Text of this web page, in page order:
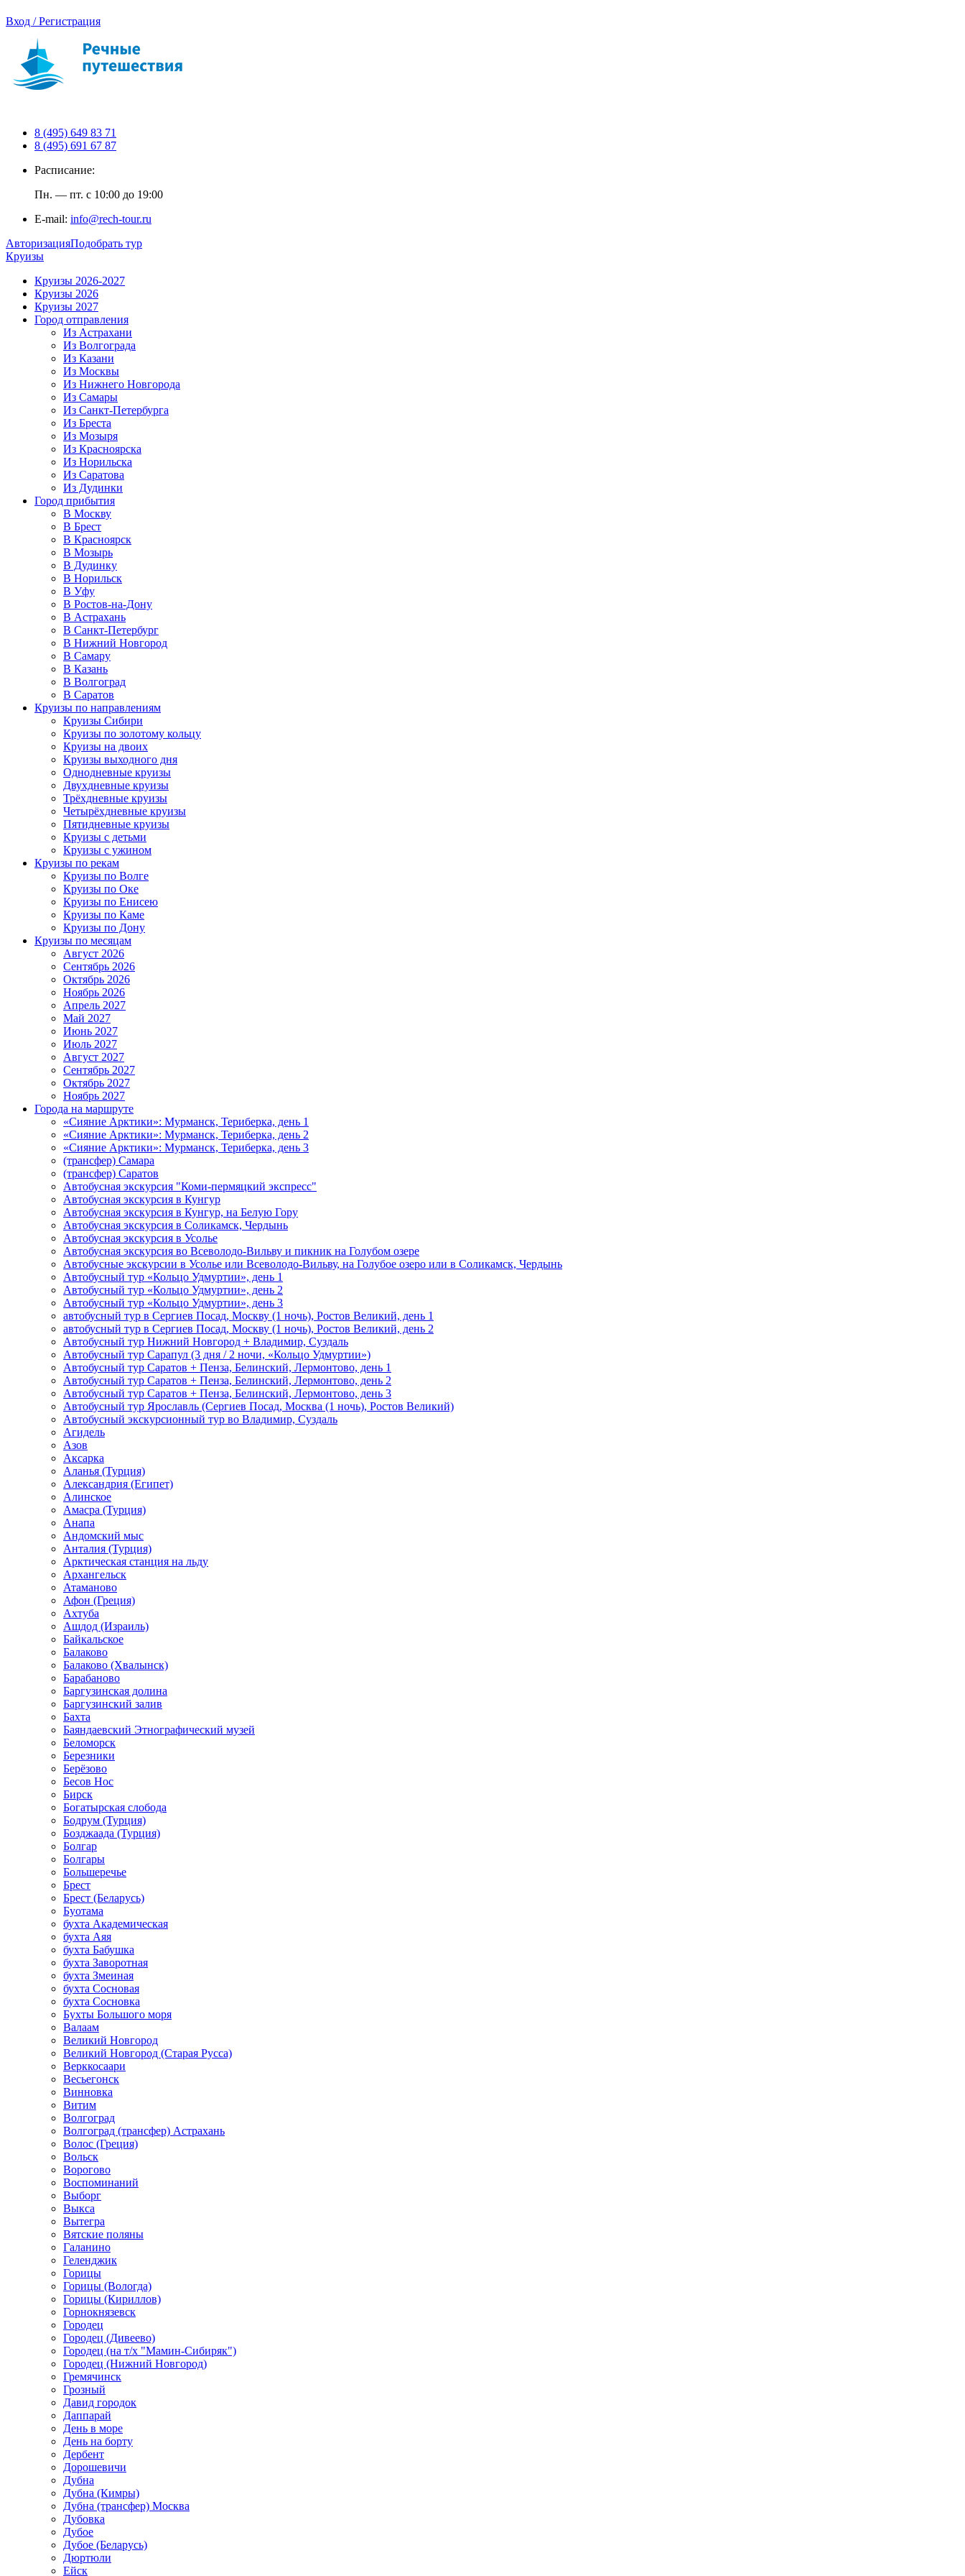
Вход / Регистрация
8 (495) 649 83 71
8 (495) 691 67 87
Расписание:
Пн. — пт. с 10:00 до 19:00
E-mail: info@rech-tour.ru
АвторизацияПодобрать тур
Круизы
Круизы 2026-2027
Круизы 2026
Круизы 2027
Город отправления
Из Астрахани
Из Волгограда
Из Казани
Из Москвы
Из Нижнего Новгорода
Из Самары
Из Санкт-Петербурга
Из Бреста
Из Мозыря
Из Красноярска
Из Норильска
Из Саратова
Из Дудинки
Город прибытия
В Москву
В Брест
В Красноярск
В Мозырь
В Дудинку
В Норильск
В Уфу
В Ростов-на-Дону
В Астрахань
В Санкт-Петербург
В Нижний Новгород
В Самару
В Казань
В Волгоград
В Саратов
Круизы по направлениям
Круизы Сибири
Круизы по золотому кольцу
Круизы на двоих
Круизы выходного дня
Однодневные круизы
Двухдневные круизы
Трёхдневные круизы
Четырёхдневные круизы
Пятидневные круизы
Круизы с детьми
Круизы с ужином
Круизы по рекам
Круизы по Волге
Круизы по Оке
Круизы по Енисею
Круизы по Каме
Круизы по Дону
Круизы по месяцам
Август 2026
Сентябрь 2026
Октябрь 2026
Ноябрь 2026
Апрель 2027
Май 2027
Июнь 2027
Июль 2027
Август 2027
Сентябрь 2027
Октябрь 2027
Ноябрь 2027
Города на маршруте
«Сияние Арктики»: Мурманск, Териберка, день 1
«Сияние Арктики»: Мурманск, Териберка, день 2
«Сияние Арктики»: Мурманск, Териберка, день 3
(трансфер) Самара
(трансфер) Саратов
Автобусная экскурсия "Коми-пермяцкий экспресс"
Автобусная экскурсия в Кунгур
Автобусная экскурсия в Кунгур, на Белую Гору
Автобусная экскурсия в Соликамск, Чердынь
Автобусная экскурсия в Усолье
Автобусная экскурсия во Всеволодо-Вильву и пикник на Голубом озере
Автобусные экскурсии в Усолье или Всеволодо-Вильву, на Голубое озеро или в Соликамск, Чердынь
Автобусный тур «Кольцо Удмуртии», день 1
Автобусный тур «Кольцо Удмуртии», день 2
Автобусный тур «Кольцо Удмуртии», день 3
автобусный тур в Сергиев Посад, Москву (1 ночь), Ростов Великий, день 1
автобусный тур в Сергиев Посад, Москву (1 ночь), Ростов Великий, день 2
Автобусный тур Нижний Новгород + Владимир, Суздаль
Автобусный тур Сарапул (3 дня / 2 ночи, «Кольцо Удмуртии»)
Автобусный тур Саратов + Пенза, Белинский, Лермонтово, день 1
Автобусный тур Саратов + Пенза, Белинский, Лермонтово, день 2
Автобусный тур Саратов + Пенза, Белинский, Лермонтово, день 3
Автобусный тур Ярославль (Сергиев Посад, Москва (1 ночь), Ростов Великий)
Автобусный экскурсионный тур во Владимир, Суздаль
Агидель
Азов
Аксарка
Аланья (Турция)
Александрия (Египет)
Алинское
Амасра (Турция)
Анапа
Андомский мыс
Анталия (Турция)
Арктическая станция на льду
Архангельск
Атаманово
Афон (Греция)
Ахтуба
Ашдод (Израиль)
Байкальское
Балаково
Балаково (Хвалынск)
Барабаново
Баргузинская долина
Баргузинский залив
Бахта
Баяндаевский Этнографический музей
Беломорск
Березники
Берёзово
Бесов Нос
Бирск
Богатырская слобода
Бодрум (Турция)
Бозджаада (Турция)
Болгар
Болгары
Большеречье
Брест
Брест (Беларусь)
Буотама
бухта Академическая
бухта Аяя
бухта Бабушка
бухта Заворотная
бухта Змеиная
бухта Сосновая
бухта Сосновка
Бухты Большого моря
Валаам
Великий Новгород
Великий Новгород (Старая Русса)
Верккосаари
Весьегонск
Винновка
Витим
Волгоград
Волгоград (трансфер) Астрахань
Волос (Греция)
Вольск
Ворогово
Воспоминаний
Выборг
Выкса
Вытегра
Вятские поляны
Галанино
Геленджик
Горицы
Горицы (Вологда)
Горицы (Кириллов)
Горнокнязевск
Городец
Городец (Дивеево)
Городец (на т/х "Мамин-Сибиряк")
Городец (Нижний Новгород)
Гремячинск
Грозный
Давид городок
Даппарай
День в море
День на борту
Дербент
Дорошевичи
Дубна
Дубна (Кимры)
Дубна (трансфер) Москва
Дубовка
Дубое
Дубое (Беларусь)
Дюртюли
Ейск